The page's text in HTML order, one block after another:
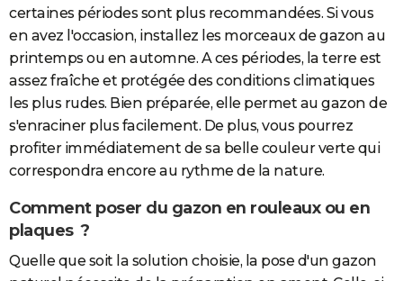
certaines périodes sont plus recommandées. Si vous
en avez l'occasion, installez les morceaux de gazon au
printemps ou en automne. A ces périodes, la terre est
assez fraîche et protégée des conditions climatiques
les plus rudes. Bien préparée, elle permet au gazon de
s'enraciner plus facilement. De plus, vous pourrez
profiter immédiatement de sa belle couleur verte qui
correspondra encore au rythme de la nature.
Comment poser du gazon en rouleaux ou en
plaques ?
Quelle que soit la solution choisie, la pose d'un gazon